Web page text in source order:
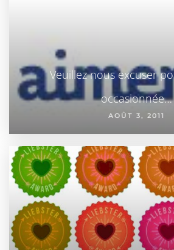
Veuillez nous excuser
occasionnée…
AOÛT 3, 2011